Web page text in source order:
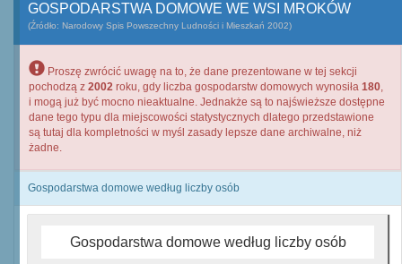
GOSPODARSTWA DOMOWE WE WSI MROKÓW
(Źródło: Narodowy Spis Powszechny Ludności i Mieszkań 2002)
Proszę zwrócić uwagę na to, że dane prezentowane w tej sekcji
pochodzą z 2002 roku, gdy liczba gospodarstw domowych wynosiła 180,
i mogą już być mocno nieaktualne. Jednakże są to najświeższe dostępne
dane tego typu dla miejscowości statystycznych dlatego przedstawione
są tutaj dla kompletności w myśl zasady lepsze dane archiwalne, niż
żadne.
Gospodarstwa domowe według liczby osób
Gospodarstwa domowe według liczby osób